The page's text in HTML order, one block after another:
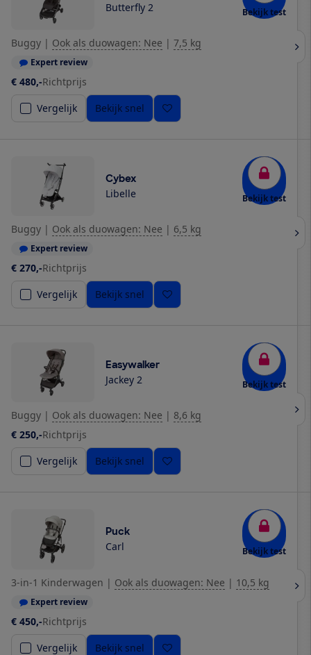
Butterfly 2 Bekijk test
Buggy | Ook als duowagen: Nee | 7,5 kg
Expert review
€ 480,-Richtprijs
Vergelijk
Bekijk snel
Cybex
Libelle Bekijk test
Buggy | Ook als duowagen: Nee | 6,5 kg
Expert review
€ 270,-Richtprijs
Vergelijk
Bekijk snel
Easywalker
Jackey 2 Bekijk test
Buggy | Ook als duowagen: Nee | 8,6 kg
€ 250,-Richtprijs
Vergelijk
Bekijk snel
Puck
Carl Bekijk test
3-in-1 Kinderwagen | Ook als duowagen: Nee | 10,5 kg
Expert review
€ 450,-Richtprijs
Vergelijk
Bekijk snel